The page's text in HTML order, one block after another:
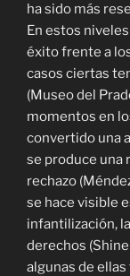
ha sido más
En estos
éxito frente a
casos ciertas
(Museo del
momentos en
convertido una
se produce una
rechazo
se hace visible
infantilización,
derechos
algunas de